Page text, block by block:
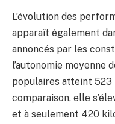
L’évolution des
apparaît également
annoncés par les
l’autonomie moyenne
populaires atteint
comparaison, elle
et à seulement 420